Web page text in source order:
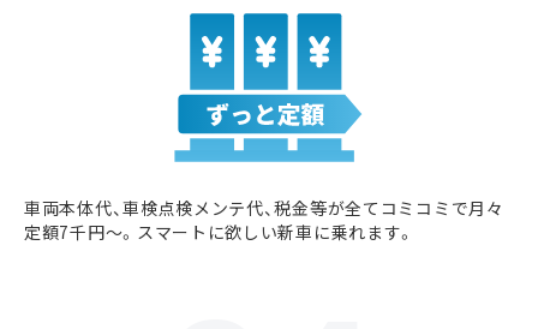
車両本体代、車検点検メンテ代、税金等が全てコミコミで月々
定額7千円〜。スマートに欲しい新車に乗れます。